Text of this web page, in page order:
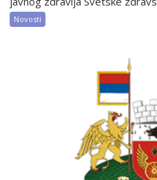
Novosti